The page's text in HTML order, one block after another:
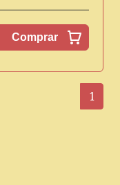
Comprar
1